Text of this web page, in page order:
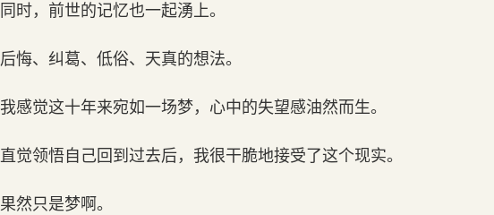
同时，前世的记忆也一起湧上。
后悔、纠葛、低俗、天真的想法。
我感觉这十年来宛如一场梦，心中的失望感油然而生。
直觉领悟自己回到过去后，我很干脆地接受了这个现实。
果然只是梦啊。